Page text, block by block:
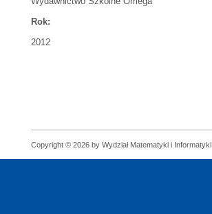
Rok:
2012
Copyright © 2026 by Wydział Matematyki i